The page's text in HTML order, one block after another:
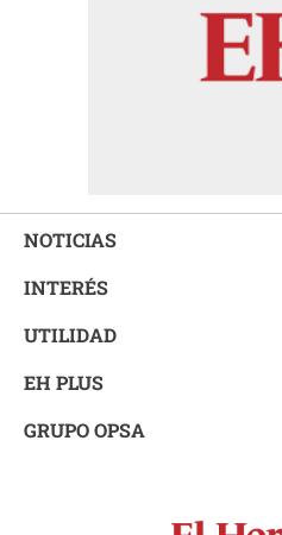
NOTICIAS
INTERÉS
UTILIDAD
EH PLUS
GRUPO OPSA